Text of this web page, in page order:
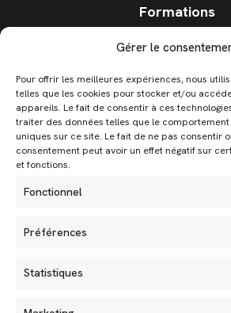
Gérer le
Pour offrir les meilleures expériences, nous
telles que les cookies pour stocker et/ou
appareils. Le fait de consentir à ces
traiter des données telles que le comportement
uniques sur ce site. Le fait de ne pas consentir
consentement peut avoir un effet négatif sur
et fonctions.
Fonctionnel
Préférences
Statistiques
Formations
Blog
Contact
Candidature
Mentions légales
Politique de